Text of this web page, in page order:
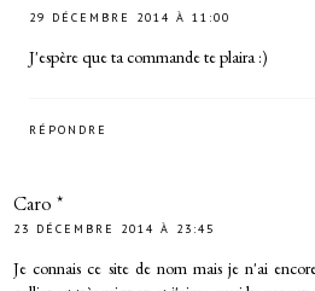
29 DÉCEMBRE 2014 À 11:00
J'espère que ta commande te plaira :)
RÉPONDRE
Caro *
23 DÉCEMBRE 2014 À 23:45
Je connais ce site de nom mais je n'ai